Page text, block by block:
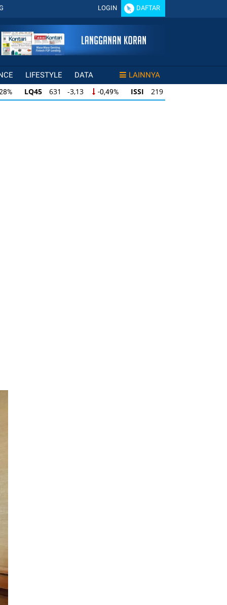
LOGIN DAFTAR
LIFESTYLE DATA LAINNYA
LQ45 631 -3,13 -0,49% ISSI 219 -0,63
LQ45 631 -3,13 -0,49% ISSI 219 -0,63